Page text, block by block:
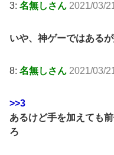
3: 名無しさん 2021/03/
いや、神ゲーではある
8: 名無しさん 2021/03/
>>3
あるけど手を加えても
ろ